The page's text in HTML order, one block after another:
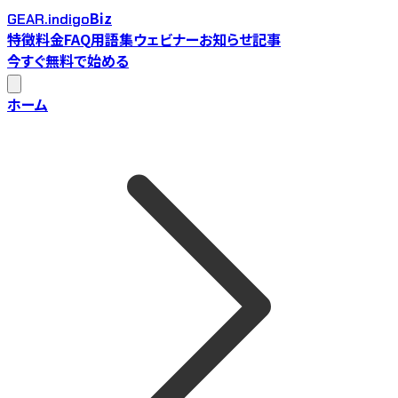
GEAR.indigoBiz
特徴料金FAQ用語集ウェビナーお知らせ記事
今すぐ無料で始める
ホーム